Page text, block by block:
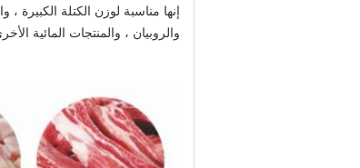
إنها مناسبة لوزن الكتلة الكبيرة
والروبيان ، والمنتجات المائية